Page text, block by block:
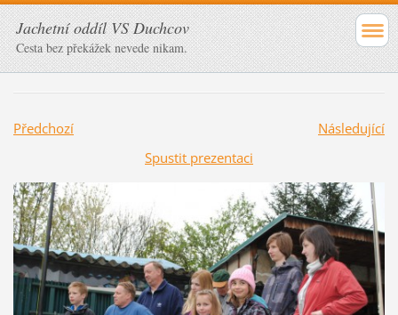
Jachetní oddíl VS Duchcov
Cesta bez překážek nevede nikam.
Předchozí
Následující
Spustit prezentaci